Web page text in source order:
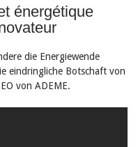
énergétique
die Energiewende
eindringliche Botschaft von
von ADEME.